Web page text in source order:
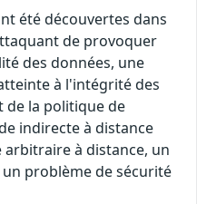
été découvertes dans
de provoquer
des données, une
à l'intégrité des
de la politique de
indirecte à distance
arbitraire à distance, un
problème de sécurité